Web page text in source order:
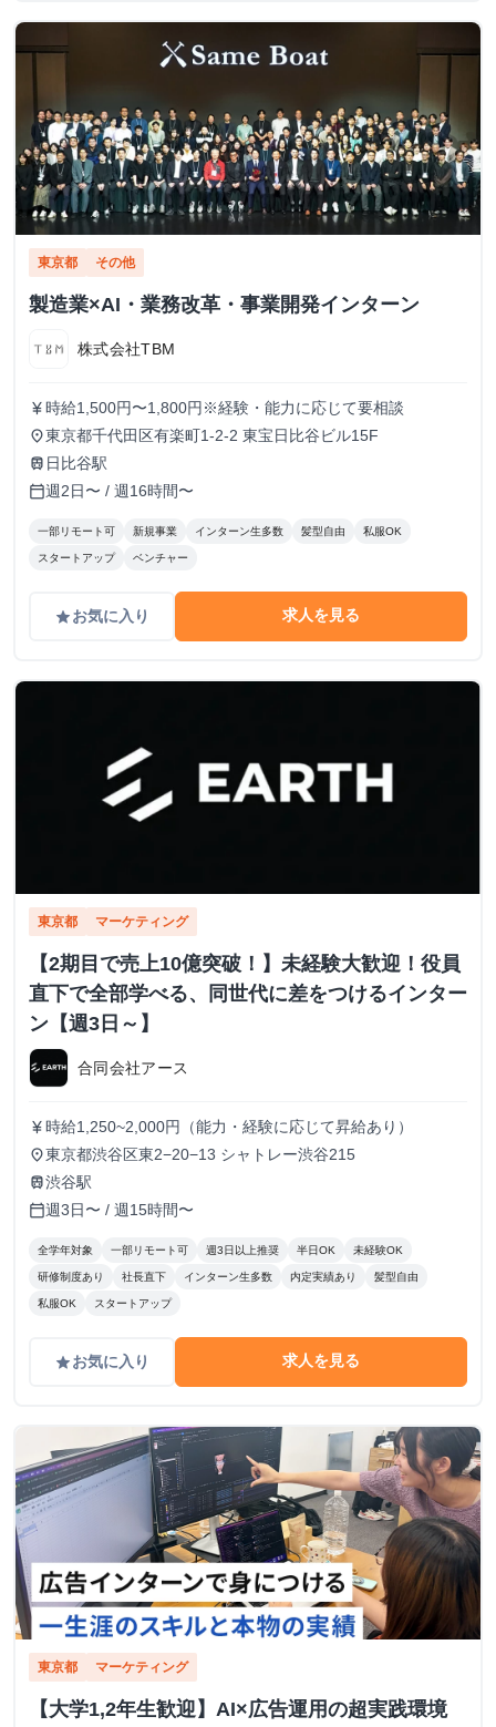
東京都 その他
製造業×AI・業務改革・事業開発インターン
株式会社TBM
currency_yen 時給1,500円〜1,800円※経験・能力に応じて要相談
place東京都千代田区有楽町1-2-2 東宝日比谷ビル15F
train 日比谷駅
calendar_today週2日〜 / 週16時間〜
一部リモート可 新規事業 インターン生多数 髪型自由 私服OK
スタートアップ ベンチャー
gradeお気に入り 求人を見る
東京都 マーケティング
【2期目で売上10億突破！】未経験大歓迎！役員
直下で全部学べる、同世代に差をつけるインター
ン【週3日～】
合同会社アース
currency_yen 時給1,250~2,000円（能力・経験に応じて昇給あり）
place東京都渋谷区東2−20−13 シャトレー渋谷215
train渋谷駅
calendar_today週3日〜 / 週15時間〜
全学年対象 一部リモート可 週3日以上推奨 半日OK 未経験OK
研修制度あり 社長直下 インターン生多数 内定実績あり 髪型自由
私服OK スタートアップ
gradeお気に入り 求人を見る
東京都 マーケティング
【大学1,2年生歓迎】AI×広告運用の超実践環境